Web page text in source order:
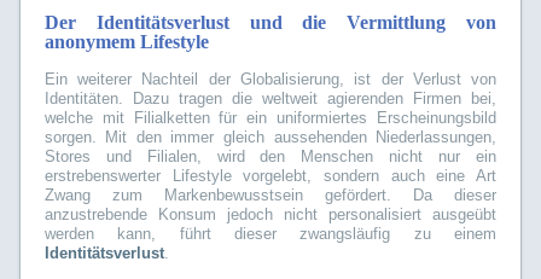
Der Identitätsverlust und die Vermittlung von
anonymem Lifestyle
Ein weiterer Nachteil der Globalisierung, ist der Verlust von
Identitäten. Dazu tragen die weltweit agierenden Firmen bei,
welche mit Filialketten für ein uniformiertes Erscheinungsbild
sorgen. Mit den immer gleich aussehenden Niederlassungen,
Stores und Filialen, wird den Menschen nicht nur ein
erstrebenswerter Lifestyle vorgelebt, sondern auch eine Art
Zwang zum Markenbewusstsein gefördert. Da dieser
anzustrebende Konsum jedoch nicht personalisiert ausgeübt
werden kann, führt dieser zwangsläufig zu einem
Identitätsverlust.